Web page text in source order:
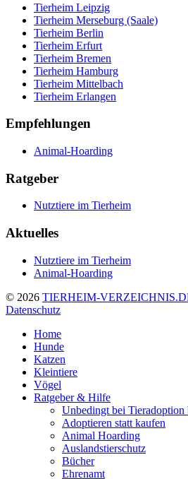
Tierheim Leipzig
Tierheim Merseburg (Saale)
Tierheim Berlin
Tierheim Erfurt
Tierheim Bremen
Tierheim Hamburg
Tierheim Mittelbach
Tierheim Erlangen
Empfehlungen
Animal-Hoarding
Ratgeber
Nutztiere im Tierheim
Aktuelles
Nutztiere im Tierheim
Animal-Hoarding
© 2026 TIERHEIM-
Datenschutz
Home
Hunde
Katzen
Kleintiere
Vögel
Ratgeber & Hilfe
Unbedingt bei Tieradoption
Adoptieren statt kaufen
Animal Hoarding
Auslandstierschutz
Bücher
Ehrenamt